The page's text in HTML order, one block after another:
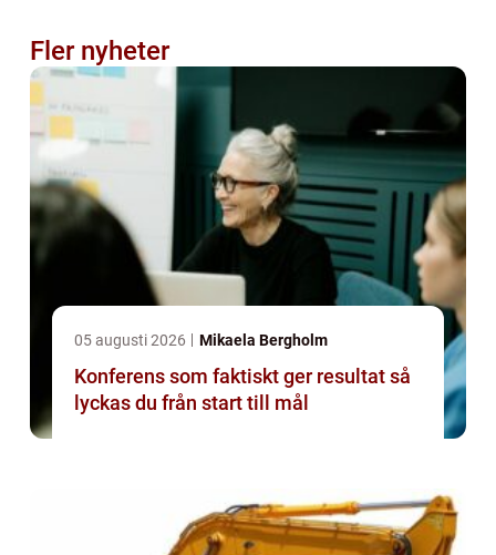
Fler nyheter
05 augusti 2026 Mikaela Bergholm
Konferens som faktiskt ger resultat så
lyckas du från start till mål